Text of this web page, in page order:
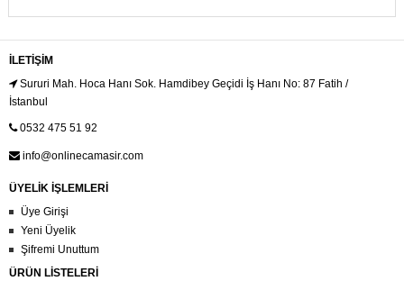
İLETIŞIM
Sururi Mah. Hoca Hanı Sok. Hamdibey Geçidi İş Hanı No: 87 Fatih /
İstanbul
0532 475 51 92
info@onlinecamasir.com
ÜYELİK İŞLEMLERİ
Üye Girişi
Yeni Üyelik
Şifremi Unuttum
ÜRÜN LİSTELERİ